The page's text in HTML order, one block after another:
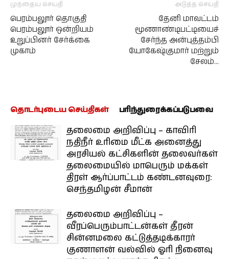
முந்தைய செய்தி
பெரம்பலூர் தொகுதி
பெரம்பலூர் ஒன்றியம்
உறுப்பினர் சேர்க்கை
முகாம்
அடுத்த செய்தி
தேனி மாவட்டம்
மூணாண்டிபட்டியைச்
சேர்ந்த அன்புத்தம்பி
யோகேஷ்குமார் மற்றும்
சேலம்…
தொடர்புடைய செய்திகள் பரிந்துரைக்கப்படுபவை
தலைமை அறிவிப்பு – காவிரி
நதிநீர் உரிமை மீட்க அனைத்து
அரசியல் கட்சிகளின் தலைவர்கள்
தலைமையில் மாபெரும் மக்கள்
திரள் ஆர்ப்பாட்டம் கண்டனவுரை:
செந்தமிழன் சீமான்
தலைமை அறிவிப்பு –
வீரப்பெரும்பாட்டன்கள் தீரன்
சின்னமலை கட்டுத்தடிக்காரர்
குணாளன் வல்வில் ஓரி நினைவு